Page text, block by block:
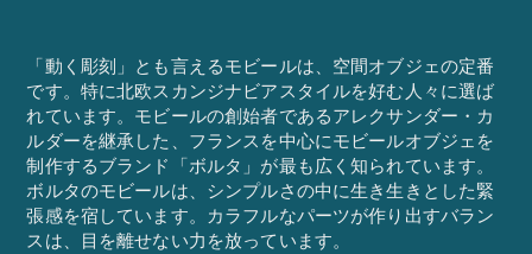
「動く彫刻」とも言えるモビールは、空間オブジェの定番
です。特に北欧スカンジナビアスタイルを好む人々に選ば
れています。モビールの創始者であるアレクサンダー・カ
ルダーを継承した、フランスを中心にモビールオブジェを
制作するブランド「ボルタ」が最も広く知られています。
ボルタのモビールは、シンプルさの中に生き生きとした緊
張感を宿しています。カラフルなパーツが作り出すバラン
スは、目を離せない力を放っています。